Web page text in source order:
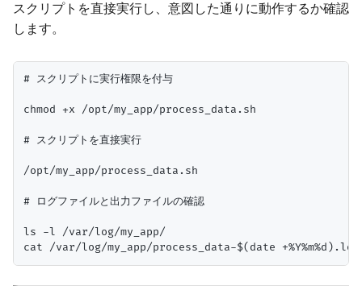
スクリプトを直接実行し、意図した通りに動作するか確認
します。
# スクリプトに実行権限を付与
chmod +x /opt/my_app/process_data.sh
# スクリプトを直接実行
/opt/my_app/process_data.sh
# ログファイルと出力ファイルの確認
ls -l /var/log/my_app/